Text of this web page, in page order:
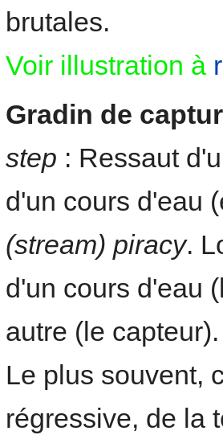
brutales.
Voir illustration à
Gradin de
step : Ressaut
d'un cours d'eau
(stream) piracy.
d'un cours d'eau
autre (le capteur).
Le plus souvent,
régressive, de la